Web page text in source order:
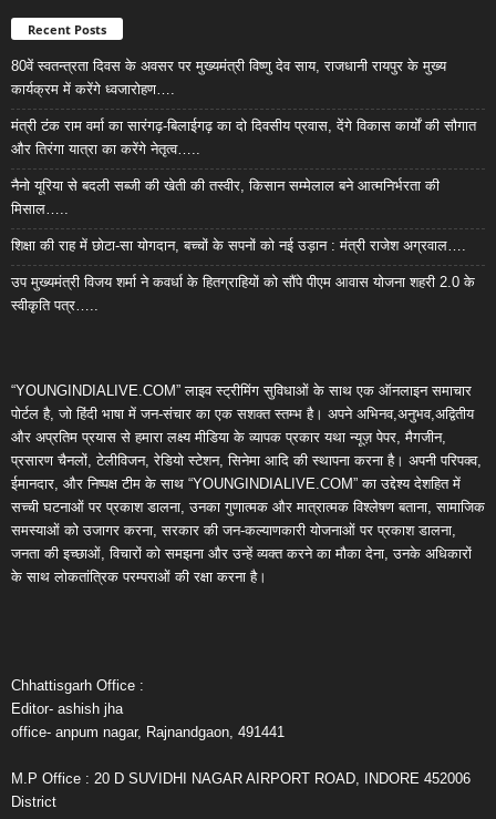
Recent Posts
80वें स्वतन्त्रता दिवस के अवसर पर मुख्यमंत्री विष्णु देव साय, राजधानी रायपुर के मुख्य
कार्यक्रम में करेंगे ध्वजारोहण….
मंत्री टंक राम वर्मा का सारंगढ़-बिलाईगढ़ का दो दिवसीय प्रवास, देंगे विकास कार्यों की सौगात
और तिरंगा यात्रा का करेंगे नेतृत्व…..
नैनो यूरिया से बदली सब्जी की खेती की तस्वीर, किसान सम्मेलाल बने आत्मनिर्भरता की
मिसाल…..
शिक्षा की राह में छोटा-सा योगदान, बच्चों के सपनों को नई उड़ान : मंत्री राजेश अग्रवाल….
उप मुख्यमंत्री विजय शर्मा ने कवर्धा के हितग्राहियों को सौंपे पीएम आवास योजना शहरी 2.0 के
स्वीकृति पत्र…..
“YOUNGINDIALIVE.COM” लाइव स्ट्रीमिंग सुविधाओं के साथ एक ऑनलाइन समाचार
पोर्टल है, जो हिंदी भाषा में जन-संचार का एक सशक्त स्तम्भ है। अपने अभिनव,अनुभव,अद्वितीय
और अप्रतिम प्रयास से हमारा लक्ष्य मीडिया के व्यापक प्रकार यथा न्यूज़ पेपर, मैगजीन,
प्रसारण चैनलों, टेलीविजन, रेडियो स्टेशन, सिनेमा आदि की स्थापना करना है। अपनी परिपक्व,
ईमानदार, और निष्पक्ष टीम के साथ “YOUNGINDIALIVE.COM” का उद्देश्य देशहित में
सच्ची घटनाओं पर प्रकाश डालना, उनका गुणात्मक और मात्रात्मक विश्लेषण बताना, सामाजिक
समस्याओं को उजागर करना, सरकार की जन-कल्याणकारी योजनाओं पर प्रकाश डालना,
जनता की इच्छाओं, विचारों को समझना और उन्हें व्यक्त करने का मौका देना, उनके अधिकारों
के साथ लोकतांत्रिक परम्पराओं की रक्षा करना है।
Chhattisgarh Office :
Editor- ashish jha
office- anpum nagar, Rajnandgaon, 491441
M.P Office : 20 D SUVIDHI NAGAR AIRPORT ROAD, INDORE 452006
District